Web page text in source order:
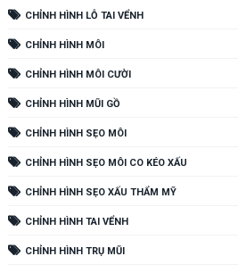
CHỈNH HÌNH LỖ TAI VỂNH
CHỈNH HÌNH MÔI
CHỈNH HÌNH MÔI CƯỜI
CHỈNH HÌNH MŨI GỒ
CHỈNH HÌNH SẸO MÔI
CHỈNH HÌNH SẸO MÔI CO KÉO XẤU
CHỈNH HÌNH SẸO XẤU THẨM MỸ
CHỈNH HÌNH TAI VỂNH
CHỈNH HÌNH TRỤ MŨI